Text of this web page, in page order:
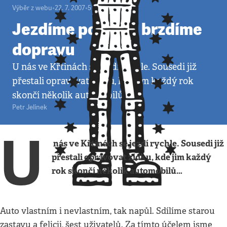
Výběr z webu•22. 7. 2007•5 minut
Jezdíme pomalu, brzdíme
dopravu
U nás ve Křtinách se jezdí rychle. Sousedi již
přestali opravovat zídku, kde jim každý rok
skončí několik automobilů...
Petr Jelínek
U
nás ve Křtinách se jezdí rychle. Sousedi již
přestali opravovat zídku, kde jim každý
rok skončí několik automobilů…
Auto vlastním i nevlastním, tak napůl. Sdílíme starou
zastavu a felicii, šest uživatelů. Za tímto účelem jsme